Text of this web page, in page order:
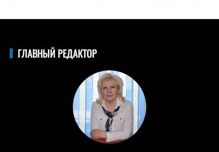
ГЛАВНЫЙ РЕДАКТОР